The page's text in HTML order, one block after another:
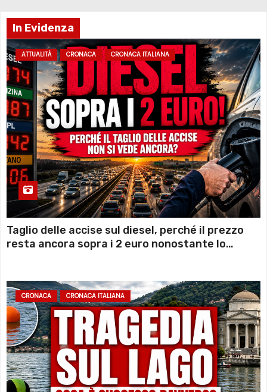
In Evidenza
ATTUALITÀ CRONACA CRONACA ITALIANA
Taglio delle accise sul diesel, perché il prezzo
resta ancora sopra i 2 euro nonostante lo
CRONACA CRONACA ITALIANA